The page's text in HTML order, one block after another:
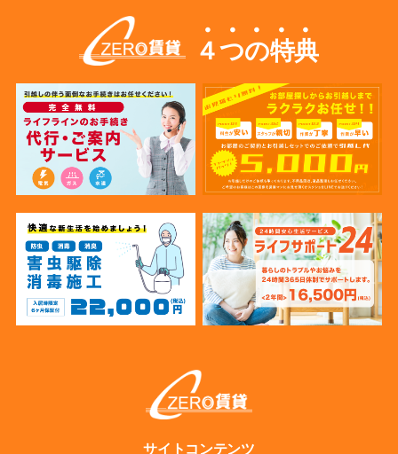
４つの特典
サイトコンテンツ